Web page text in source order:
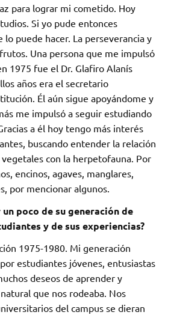
para lograr mi cometido. Hoy
Si yo pude entonces
puede hacer. La perseverancia y
Una persona que me impulsó
1975 fue el Dr. Glafiro Alanís
años era el secretario
Él aún sigue apoyándome y
me impulsó a seguir estudiando
a él hoy tengo más interés
buscando entender la relación
con la herpetofauna. Por
encinos, agaves, manglares,
por mencionar algunos.
poco de su generación de
y de sus experiencias?
1975-1980. Mi generación
estudiantes jóvenes, entusiastas
deseos de aprender y
que nos rodeaba. Nos
del campus se dieran